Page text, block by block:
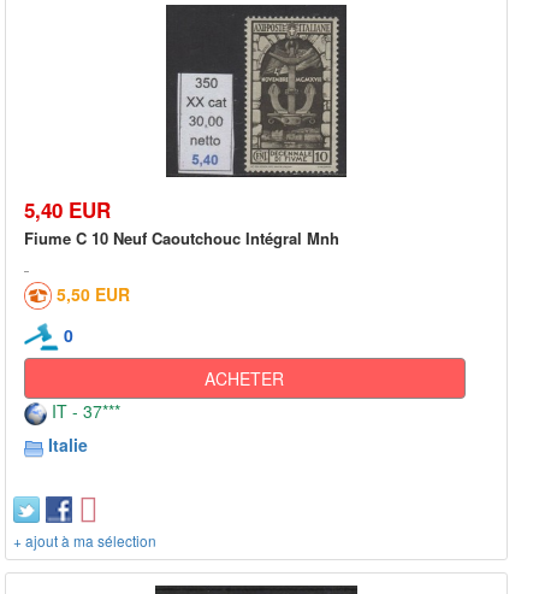
5,40 EUR
Fiume C 10 Neuf Caoutchouc Intégral Mnh
5,50 EUR
0
ACHETER
IT - 37***
Italie
+ ajout à ma sélection